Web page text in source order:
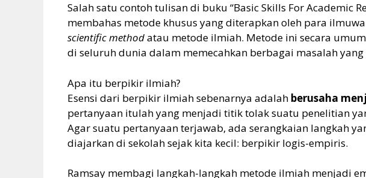
Salah satu contoh tulisan di buku “Basic Skills For Academic
membahas metode khusus yang diterapkan oleh para
scientific methodatau metode ilmiah. Metode ini secara
di seluruh dunia dalam memecahkan berbagai masalah
Apa itu berpikir ilmiah?
Esensi dari berpikir ilmiah sebenarnya adalah berusaha
pertanyaan itulah yang menjadi titik tolak suatu penelitian
Agar suatu pertanyaan terjawab, ada serangkaian langkah
diajarkan di sekolah sejak kita kecil: berpikir logis-empiris.
Ramsay membagi langkah-langkah metode ilmiah menjadi